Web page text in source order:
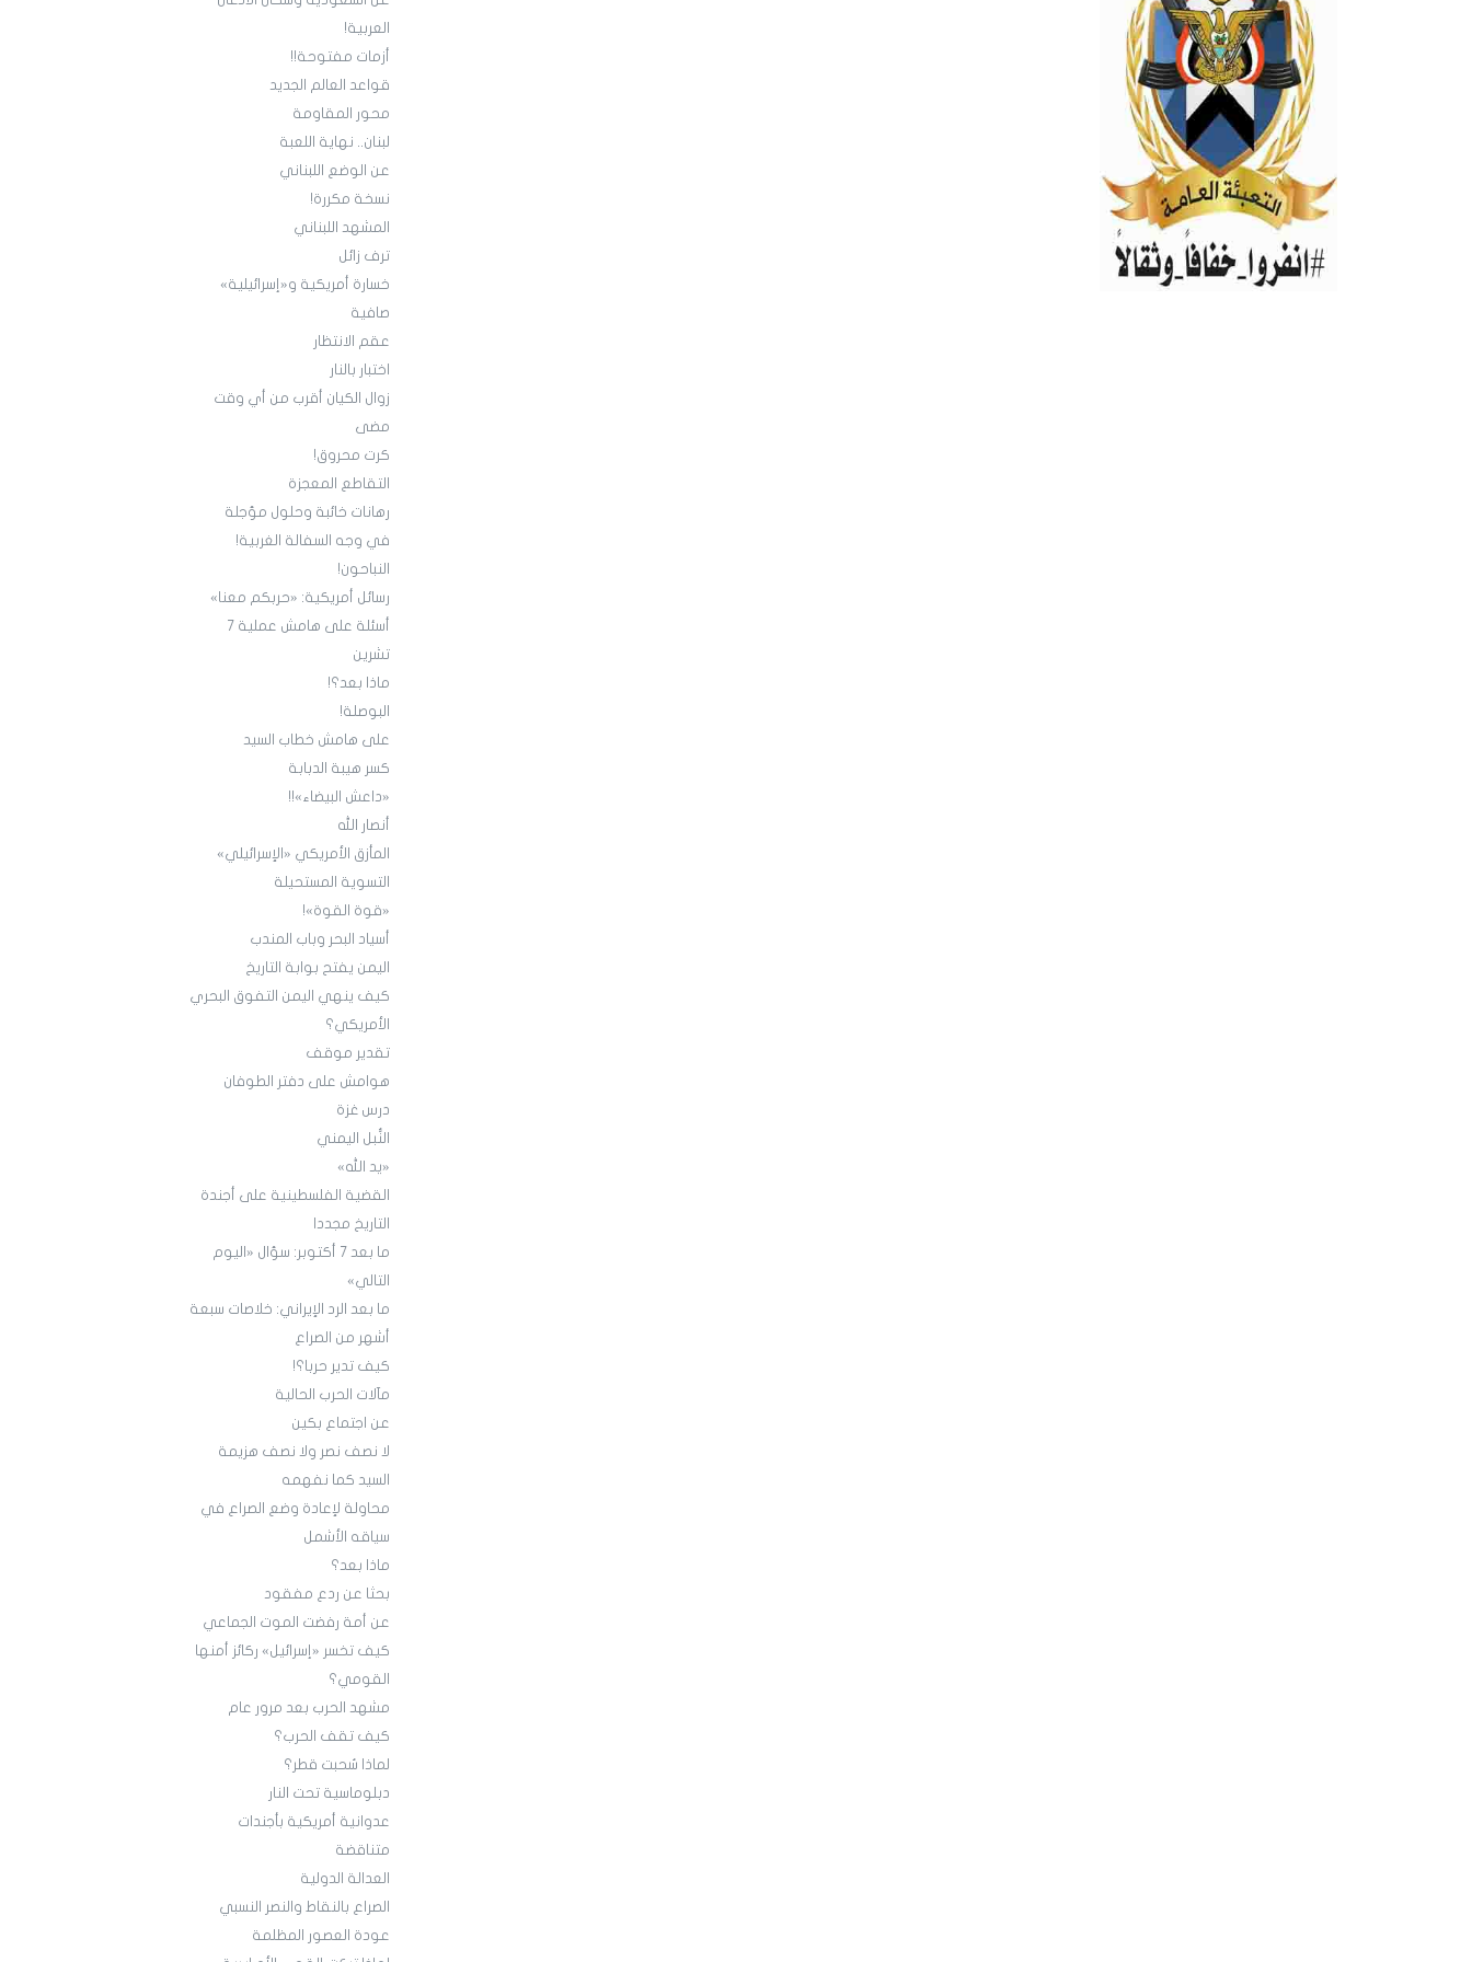
العربية!
أزمات مفتوحة!!
قواعد العالم الجديد
محور المقاومة
لبنان.. نهاية اللعبة
عن الوضع اللبناني
نسخة مكررة!
المشهد اللبناني
ترف زائل
خسارة أمريكية و«إسرائيلية»
صافية
عقم الانتظار
اختبار بالنار
زوال الكيان أقرب من أي وقت
مضى
كرت محروق!
التقاطع المعجزة
رهانات خائبة وحلول مؤجلة
في وجه السفالة الغربية!
النباحون!
رسائل أمريكية: «حربكم معنا»
أسئلة على هامش عملية 7
تشرين
ماذا بعد؟!
البوصلة!
على هامش خطاب السيد
كسر هيبة الدبابة
«داعش البيضاء»!!
أنصار الله
المأزق الأمريكي «الإسرائيلي»
التسوية المستحيلة
«قوة القوة»!
أسياد البحر وباب المندب
اليمن يفتح بوابة التاريخ
كيف ينهي اليمن التفوق البحري
الأمريكي؟
تقدير موقف
هوامش على دفتر الطوفان
درس غزة
النُّبل اليمني
«يد الله»
القضية الفلسطينية على أجندة
التاريخ مجددا
ما بعد 7 أكتوبر: سؤال «اليوم
التالي»
ما بعد الرد الإيراني: خلاصات سبعة
أشهر من الصراع
كيف تدير حربا؟!
مآلات الحرب الحالية
عن اجتماع بكين
لا نصف نصر ولا نصف هزيمة
السيد كما نفهمه
محاولة لإعادة وضع الصراع في
سياقه الأشمل
ماذا بعد؟
بحثا عن ردع مفقود
عن أمة رفضت الموت الجماعي
كيف تخسر «إسرائيل» ركائز أمنها
القومي؟
مشهد الحرب بعد مرور عام
كيف تقف الحرب؟
لماذا سُحبت قطر؟
دبلوماسية تحت النار
عدوانية أمريكية بأجندات
متناقضة
العدالة الدولية
الصراع بالنقاط والنصر النسبي
عودة العصور المظلمة